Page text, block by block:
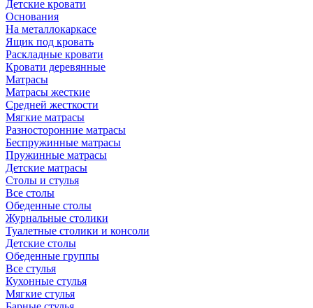
Детские кровати
Основания
На металлокаркасе
Ящик под кровать
Раскладные кровати
Кровати деревянные
Матрасы
Матрасы жесткие
Средней жесткости
Мягкие матрасы
Разносторонние матрасы
Беспружинные матрасы
Пружинные матрасы
Детские матрасы
Столы и стулья
Все столы
Обеденные столы
Журнальные столики
Туалетные столики и консоли
Детские столы
Обеденные группы
Все стулья
Кухонные стулья
Мягкие стулья